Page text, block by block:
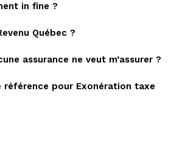
in fine ?
Québec ?
assurance ne veut m’assurer ?
référence pour Exonération taxe